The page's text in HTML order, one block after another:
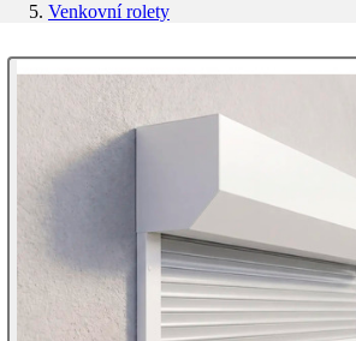
Venkovní rolety